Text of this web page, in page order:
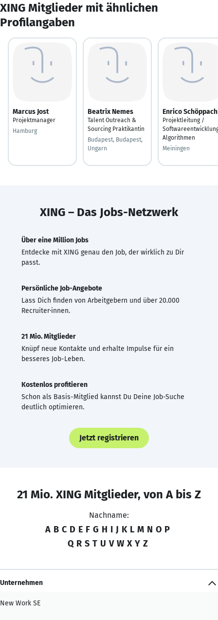
XING Mitglieder mit ähnlichen
Profilangaben
Marcus Jost
Projektmanager
Hamburg
Beatrix Nemes
Talent Outreach &
Sourcing Praktikantin
Budapest, Budapest,
Ungarn
Enrico Schöppach
Projektleitung /
Algorithmen
Meiningen
XING – Das Jobs-Netzwerk
Über eine Million Jobs
Entdecke mit XING genau den Job, der wirklich zu Dir
passt.
Persönliche Job-Angebote
Lass Dich finden von Arbeitgebern und über 20.000
Recruiter·innen.
21 Mio. Mitglieder
Knüpf neue Kontakte und erhalte Impulse für ein
besseres Job-Leben.
Kostenlos profitieren
Schon als Basis-Mitglied kannst Du Deine Job-Suche
deutlich optimieren.
Jetzt registrieren
21 Mio. XING Mitglieder, von A bis Z
Nachname:
A B C D E F G H I J K L M N O P
Q R S T U V W X Y Z
Unternehmen
New Work SE